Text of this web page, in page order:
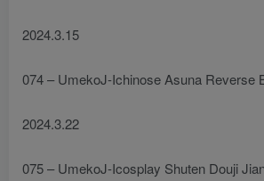
2024.3.15
074 – UmekoJ-Ichinose Asuna Reverse
2024.3.22
075 – UmekoJ-Icosplay Shuten Douji